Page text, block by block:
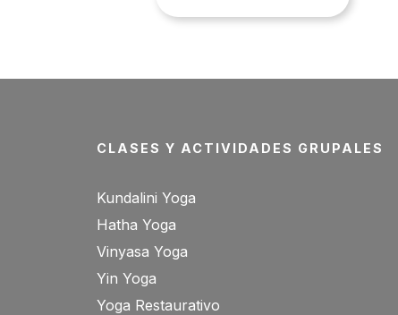
CLASES Y ACTIVIDADES GRUPALES
Kundalini Yoga
Hatha Yoga
Vinyasa Yoga
Yin Yoga
Yoga Restaurativo